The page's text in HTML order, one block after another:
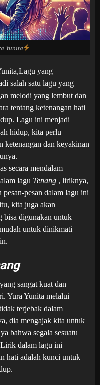
Yunita
yang
salah satu lagu yang
melodi yang lembut dan
tentang ketenangan hati
Lagu ini menjadi
hidup, kita perlu
ketenangan dan keyakinan
secara mendalam
lagu Tenang , liriknya,
pesan dalam lagu ini
kita juga akan
bisa digunakan untuk
untuk dinikmati
sangat kuat dan
Yura Yunita melalui
terjebak dalam
dia mengajak kita untuk
bahwa segala sesuatu
dalam lagu ini
hati adalah kunci untuk